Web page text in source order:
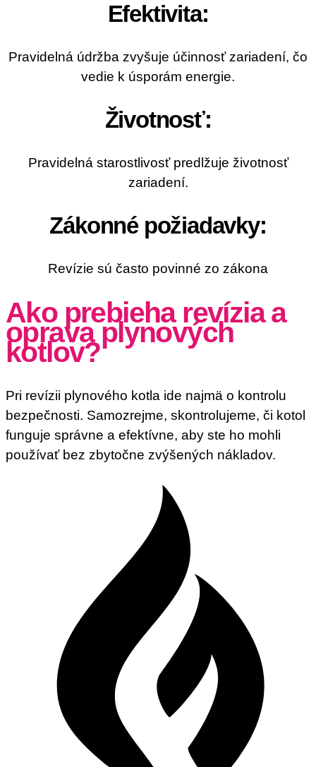
Efektivita:
Pravidelná údržba zvyšuje účinnosť zariadení, čo
vedie k úsporám energie.
Životnosť:
Pravidelná starostlivosť predlžuje životnosť
zariadení.
Zákonné požiadavky:
Revízie sú často povinné zo zákona
Ako prebieha revízia a
oprava plynových
kotlov?
Pri revízii plynového kotla ide najmä o kontrolu
bezpečnosti. Samozrejme, skontrolujeme, či kotol
funguje správne a efektívne, aby ste ho mohli
používať bez zbytočne zvýšených nákladov.